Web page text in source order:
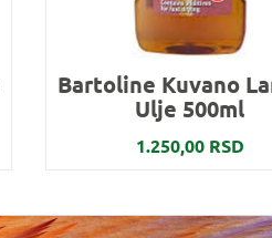
Bartoline Kuvano
Ulje 500ml
1.250,00 RSD